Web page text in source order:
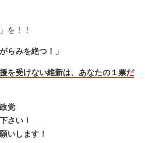
」を！！
らみを絶つ！」
を受けない維新は、あなたの１票だ
党
さい！
いします！